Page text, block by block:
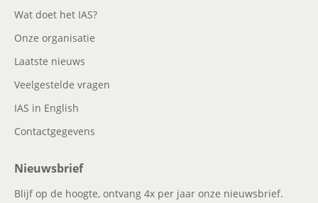
Wat doet het IAS?
Onze organisatie
Laatste nieuws
Veelgestelde vragen
IAS in English
Contactgegevens
Nieuwsbrief
Blijf op de hoogte, ontvang 4x per jaar onze nieuwsbrief.